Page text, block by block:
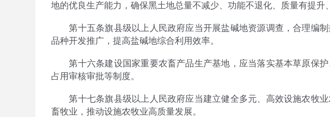
地的优良生产能力，确保黑土地总量不减少、功能不退化、质量有提升
第十五条旗县级以上人民政府应当开展盐碱地资源调查，合理编制
品种开发推广，提高盐碱地综合利用效率。
第十六条建设国家重要农畜产品生产基地，应当落实基本草原保护
占用审核审批等制度。
第十七条旗县级以上人民政府应当建立健全多元、高效设施农牧业
畜牧业，推动设施农牧业高质量发展。